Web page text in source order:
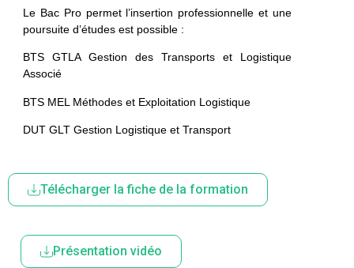
Le Bac Pro permet l’insertion professionnelle et une
poursuite d’études est possible :
BTS GTLA Gestion des Transports et Logistique
Associé
BTS MEL Méthodes et Exploitation Logistique
DUT GLT Gestion Logistique et Transport
Télécharger la fiche de la formation
Présentation vidéo